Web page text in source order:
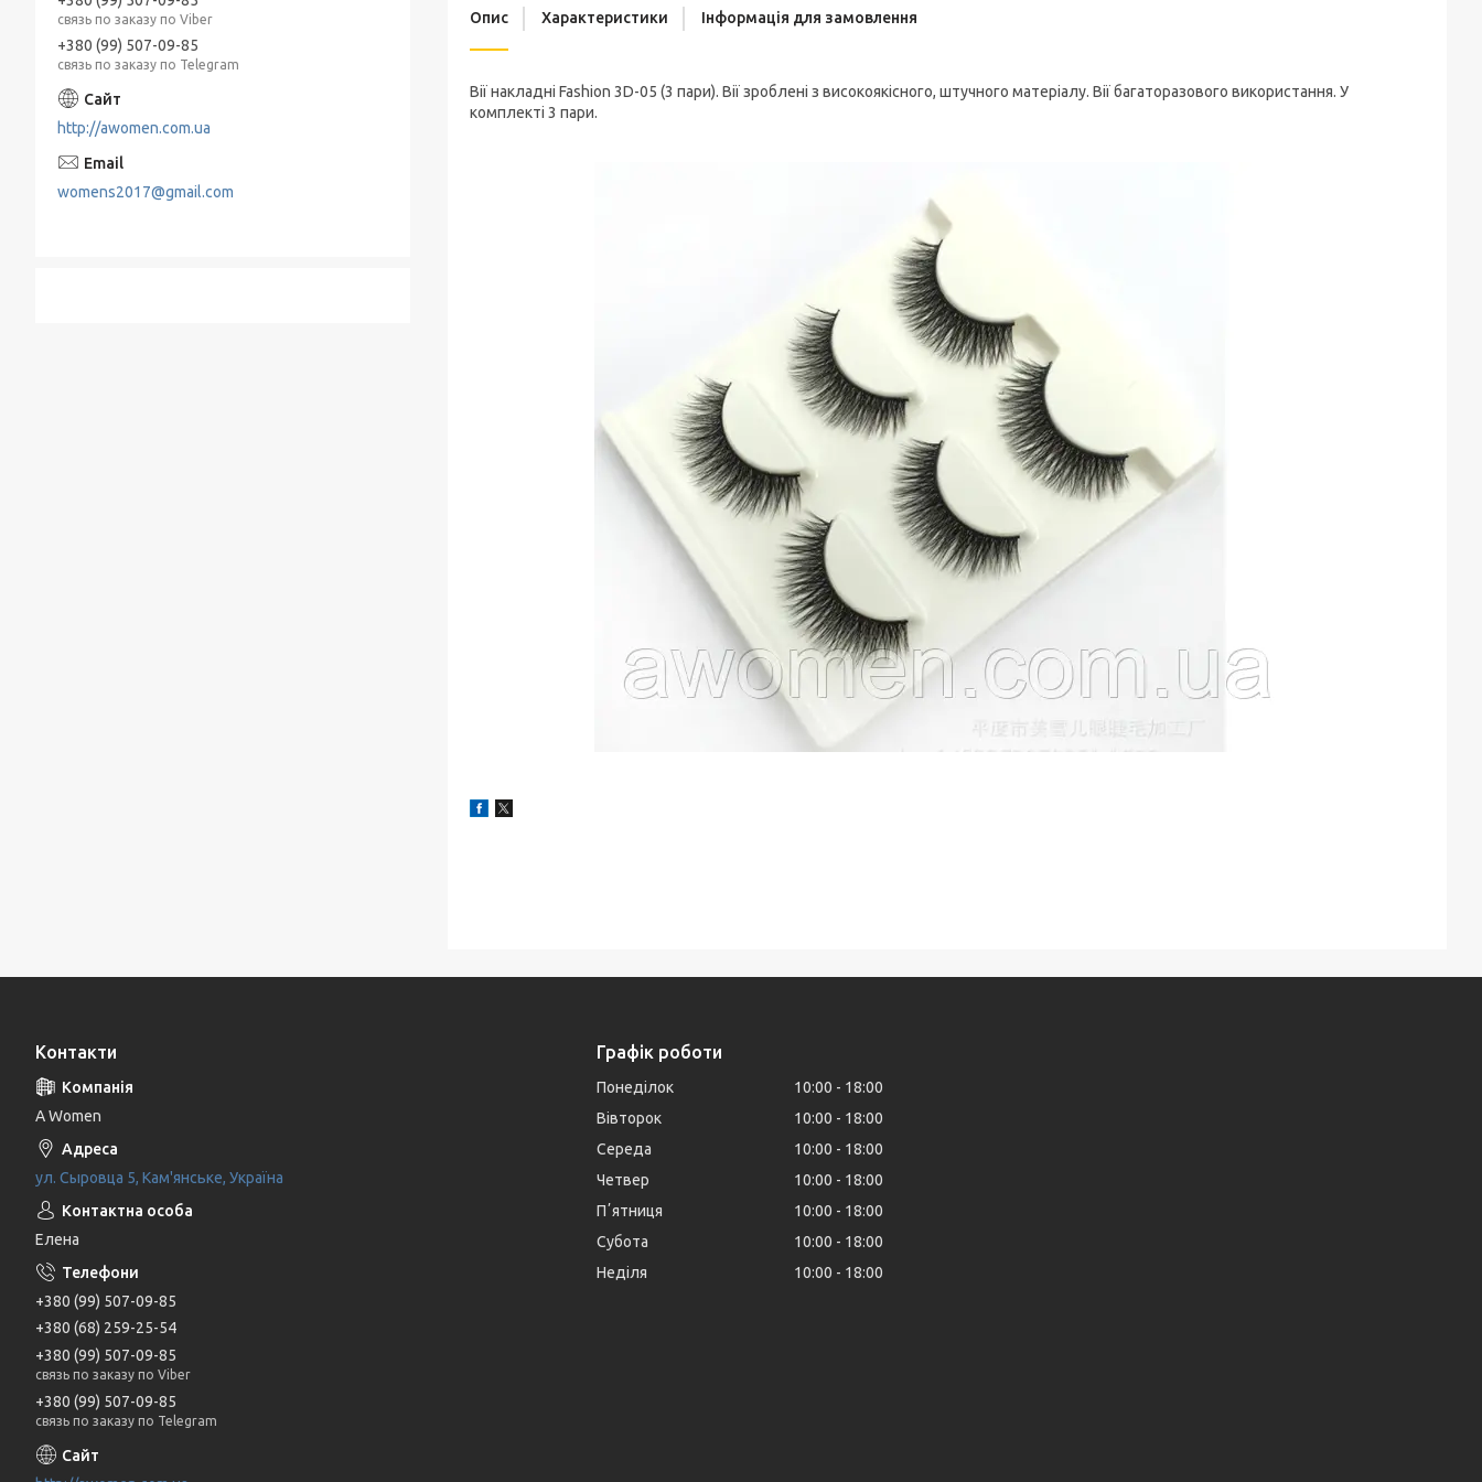
Опис Характеристики Інформація для замовлення
Вії накладні Fashion 3D-05 (3 пари). Вії зроблені з високоякісного, штучного матеріалу. Вії багаторазового використання. У
комплекті 3 пари.
связь по заказу по Viber
+380 (99) 507-09-85
связь по заказу по Telegram
http://awomen.com.ua
womens2017@gmail.com
Контакти
A Women
ул. Сыровца 5, Кам'янське, Україна
Елена
+380 (99) 507-09-85
+380 (68) 259-25-54
+380 (99) 507-09-85
связь по заказу по Viber
+380 (99) 507-09-85
связь по заказу по Telegram
Графік роботи
Понеділок 10:00
18:00
Вівторок
10:00
18:00
Середа
10:00
18:00
Четвер
10:00
18:00
Пʼятниця
10:00
18:00
Субота
10:00
18:00
Неділя
10:00 18:00